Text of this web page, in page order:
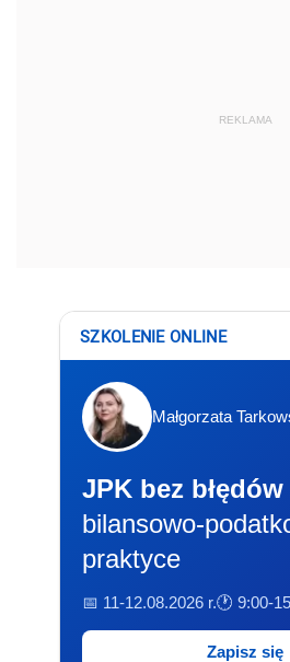
REKLAMA
SZKOLENIE ONLINE
Małgorzata
JPK bez błędów
bilansowo-
praktyce
📅 11-12.08.2026 r.🕐 9:00-
Zapisz się